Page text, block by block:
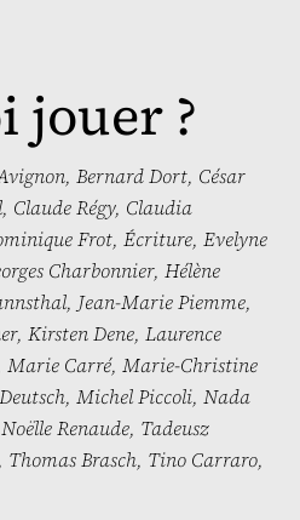
jouer ?
, Bernard Dort, César
, Claude Régy, Claudia
Frot, Écriture, Evelyne
Charbonnier, Hélène
, Jean-Marie Piemme,
, Kirsten Dene, Laurence
Marie Carré, Marie-Christine
, Michel Piccoli, Nada
Noëlle Renaude, Tadeusz
Thomas Brasch, Tino Carraro,